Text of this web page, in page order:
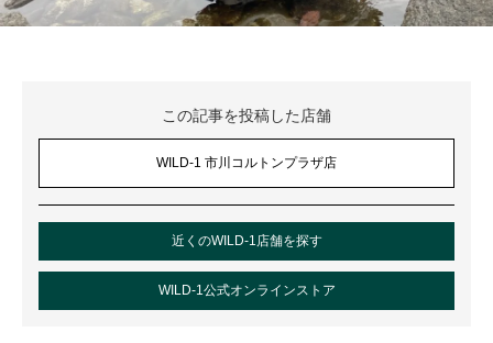
この記事を投稿した店舗
WILD-1 市川コルトンプラザ店
近くのWILD-1店舗を探す
WILD-1公式オンラインストア